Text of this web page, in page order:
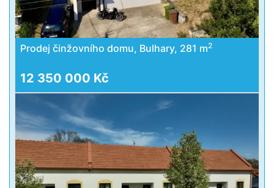
Prodej činžovního domu, Bulhary, 281 m2
12 350 000 Kč